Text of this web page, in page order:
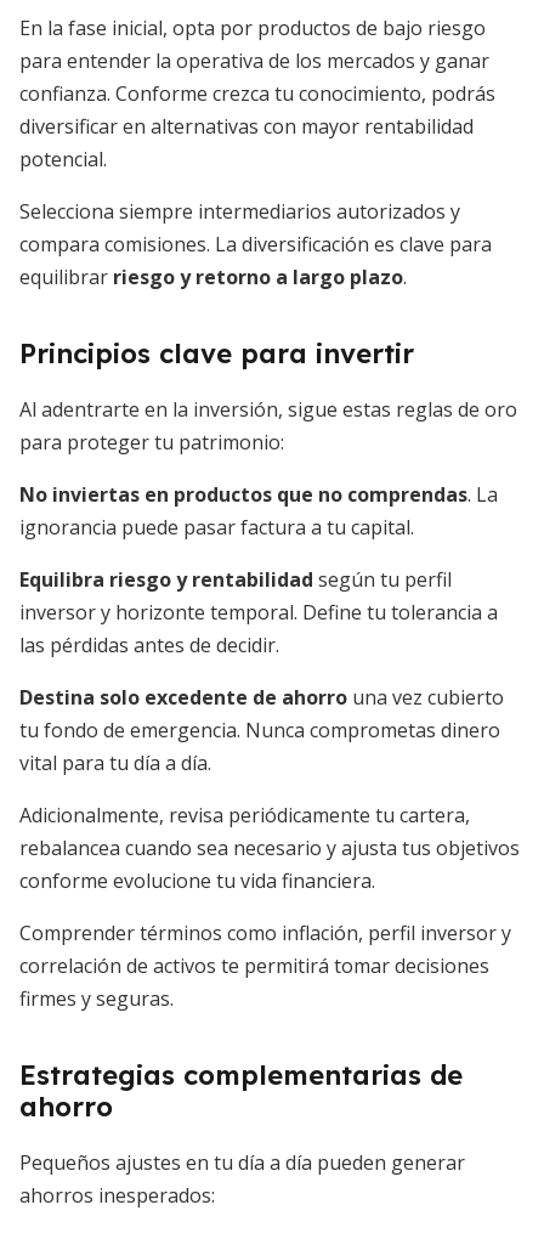
En la fase inicial, opta por productos de bajo riesgo
para entender la operativa de los mercados y ganar
confianza. Conforme crezca tu conocimiento, podrás
diversificar en alternativas con mayor rentabilidad
potencial.
Selecciona siempre intermediarios autorizados y
compara comisiones. La diversificación es clave para
equilibrar riesgo y retorno a largo plazo.
Principios clave para invertir
Al adentrarte en la inversión, sigue estas reglas de oro
para proteger tu patrimonio:
No inviertas en productos que no comprendas. La
ignorancia puede pasar factura a tu capital.
Equilibra riesgo y rentabilidad según tu perfil
inversor y horizonte temporal. Define tu tolerancia a
las pérdidas antes de decidir.
Destina solo excedente de ahorro una vez cubierto
tu fondo de emergencia. Nunca comprometas dinero
vital para tu día a día.
Adicionalmente, revisa periódicamente tu cartera,
rebalancea cuando sea necesario y ajusta tus objetivos
conforme evolucione tu vida financiera.
Comprender términos como inflación, perfil inversor y
correlación de activos te permitirá tomar decisiones
firmes y seguras.
Estrategias complementarias de
ahorro
Pequeños ajustes en tu día a día pueden generar
ahorros inesperados: